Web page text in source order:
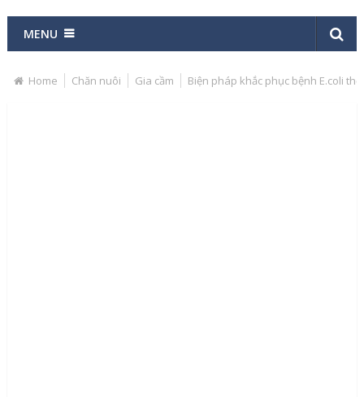
MENU
Home Chăn nuôi Gia cầm Biện pháp khắc phục bệnh E.coli